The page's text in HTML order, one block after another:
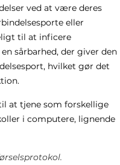
ved at være deres
eller
til at inficere
sårbarhed, der giver den
hvilket gør det
at tjene som forskellige
i computere, lignende